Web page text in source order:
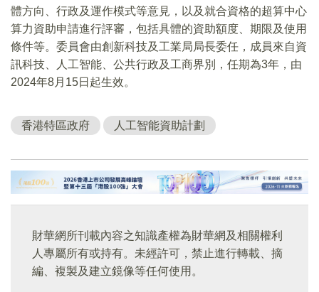
體方向、行政及運作模式等意見，以及就合資格的超算中心
算力資助申請進行評審，包括具體的資助額度、期限及使用
條件等。委員會由創新科技及工業局局長委任，成員來自資
訊科技、人工智能、公共行政及工商界別，任期為3年，由
2024年8月15日起生效。
香港特區政府 人工智能資助計劃
財華網所刊載內容之知識產權為財華網及相關權利
人專屬所有或持有。未經許可，禁止進行轉載、摘
編、複製及建立鏡像等任何使用。